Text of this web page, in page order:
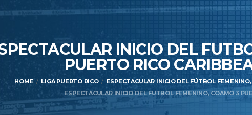
INICIO DEL
PUERTO RICO
HOME LIGA PUERTO RICO
ESPECTACULAR INICIO DEL FÚTBOL
ESPECTACULAR INICIO DEL FUTBOL FEMENINO, COAMO 3